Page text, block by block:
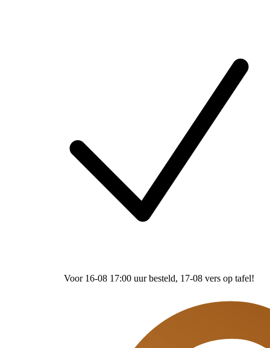
Voor 16-08 17:00 uur besteld, 17-08 vers op tafel!